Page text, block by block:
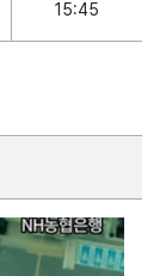
15:45